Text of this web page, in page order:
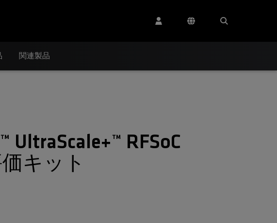
関連製品
UltraScale+™ RFSoC
価キット